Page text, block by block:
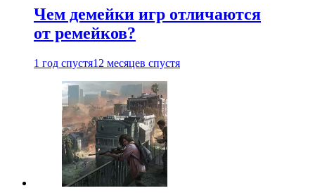
Чем демейки игр отличаются
от ремейков?
1 год спустя12 месяцев спустя